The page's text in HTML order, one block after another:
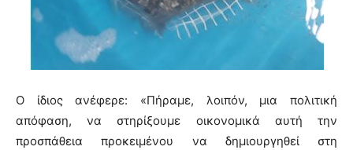
Ο ίδιος ανέφερε: «Πήραμε, λοιπόν, μια πολιτική
απόφαση, να στηρίξουμε οικονομικά αυτή την
προσπάθεια προκειμένου να δημιουργηθεί στη